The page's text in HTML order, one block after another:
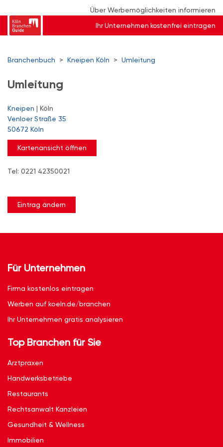
Über Werbemöglichkeiten informieren
Ihr Unternehmen kostenfrei eintragen
Branchenbuch > Kneipen Köln > Umleitung
Umleitung
Kneipen | Köln
Venloer Straße 35
50672 Köln
Kartenansicht öffnen
Tel: 0221 42350021
Eintrag ändern
Für Unternehmen
Firma kostenlos eintragen
Werben auf koeln.de/branchen
Ihr Unternehmen gratis analysieren
Top Branchen für Sie
Arztpraxen
Handwerksbetriebe
Restaurants
Rechtsanwalt Kanzleien
Gesundheit & Wellness
Immobilien